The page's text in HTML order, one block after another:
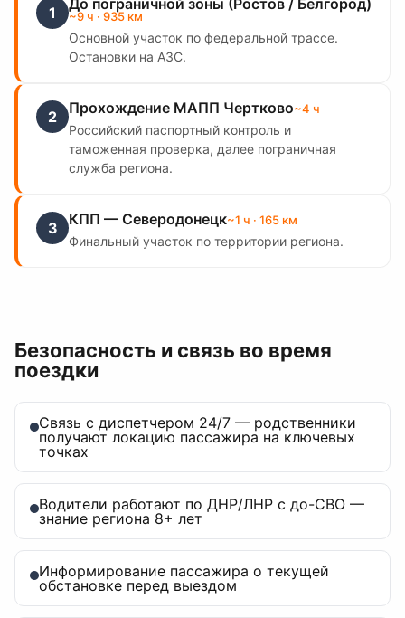
1 До пограничной зоны (Ростов / Белгород)
~9 ч · 935 км
Основной участок по федеральной трассе.
Остановки на АЗС.
2 Прохождение МАПП Чертково~4 ч
Российский паспортный контроль и
таможенная проверка, далее пограничная
служба региона.
3 КПП — Северодонецк~1 ч · 165 км
Финальный участок по территории региона.
Безопасность и связь во время
поездки
Связь с диспетчером 24/7 — родственники
получают локацию пассажира на ключевых
точках
Водители работают по ДНР/ЛНР с до-СВО —
знание региона 8+ лет
Информирование пассажира о текущей
обстановке перед выездом